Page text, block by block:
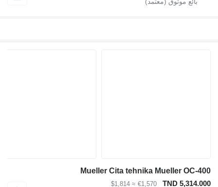
Mueller Cita tehnika Mueller OC-400
TND 5,314.000
€1,570
≈ $1,814